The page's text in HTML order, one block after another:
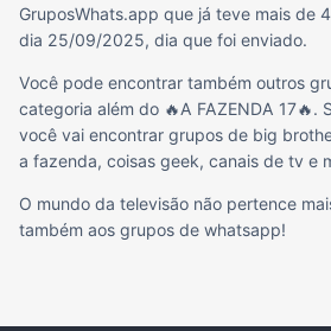
GruposWhats.app que já teve mais de
dia 25/09/2025, dia que foi enviado.
Você pode encontrar também outros
categoria além do 🔥A FAZENDA 17🔥.
você vai encontrar grupos de big
a fazenda, coisas geek, canais de tv e
O mundo da televisão não pertence
também aos grupos de whatsapp!